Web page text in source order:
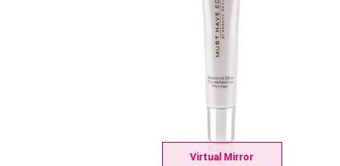
Virtual Mirror